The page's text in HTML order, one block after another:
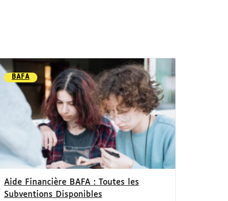
BAFA
Aide Financière BAFA : Toutes les
Subventions Disponibles